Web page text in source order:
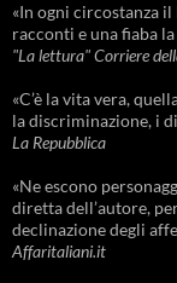
«In ogni circostanza
racconti e una fiaba
"La lettura" Corriere
«C’è la vita vera,
la discriminazione, i
La Repubblica
«Ne escono
diretta dell’autore,
declinazione degli
Affaritaliani.it